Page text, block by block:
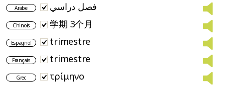
Arabe فصل دراسي
Chinois 学期 3个月
Espagnol trimestre
Français trimestre
Grec τρίμηνο